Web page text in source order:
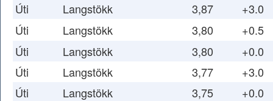
Úti
Langstökk 3,87
+3.0
Úti
Langstökk 3,80
+0.5
Úti
Langstökk 3,80
+0.0
Úti
Langstökk 3,77
+3.0
Úti
Langstökk 3,75
+0.0